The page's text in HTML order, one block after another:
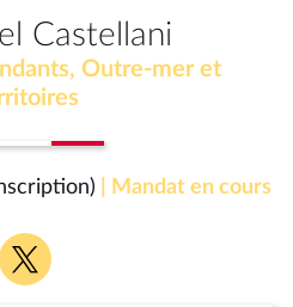
Castellani
Outre-mer et
| Mandat en cours
Voir
la